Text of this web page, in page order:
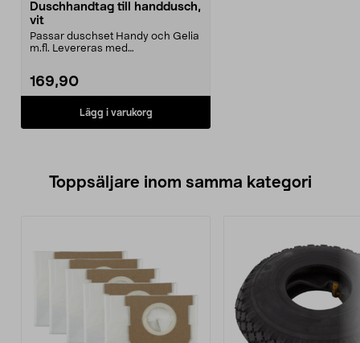
Duschhandtag till handdusch,
vit
Passar duschset Handy och Gelia
m.fl. Levereras med
169,90
Lägg i varukorg
Toppsäljare inom samma kategori